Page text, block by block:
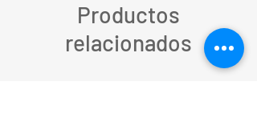
Productos
relacionados